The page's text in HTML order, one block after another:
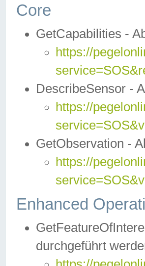
Core
GetCapabilities -
https://
DescribeSensor -
https://
GetObservation -
https://
Enhanced
durchgeführt